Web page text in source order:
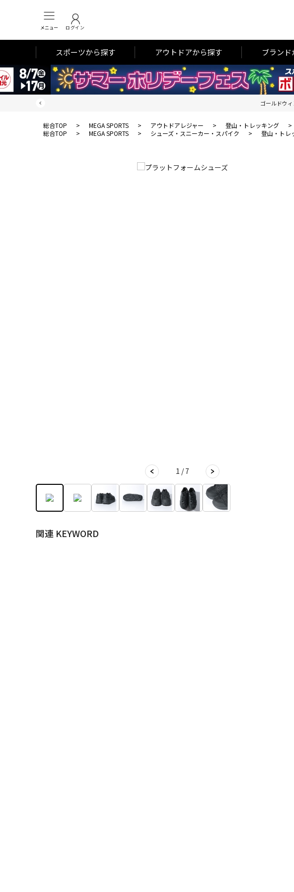
メニュー ログイン
スポーツから探す アウトドアから探す ブラン
ゴールドウ
総合TOP > MEGA SPORTS > アウトドアレジャー > 登山・トレッキング >
総合TOP
> MEGA SPORTS > シューズ・スニーカー・スパイク > 登山・トレ
1 / 7
関連 KEYWORD